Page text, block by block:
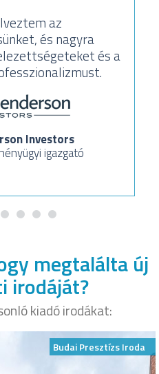
az
és nagyra
és a
Investors
igazgató
megtalálta új
irodáját?
kiadó irodákat:
Budai Presztízs Iroda